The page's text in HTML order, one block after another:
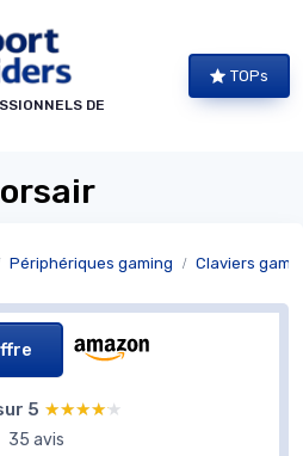
DE
TOPs
Périphériques gaming Claviers
5 ★★★★★
★★★★★
35 avis